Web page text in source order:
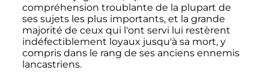
compréhension troublante de la plupart de
ses sujets les plus importants, et la grande
majorité de ceux qui l'ont servi lui restèrent
indéfectiblement loyaux jusqu'à sa mort, y
compris dans le rang de ses anciens ennemis
lancastriens.